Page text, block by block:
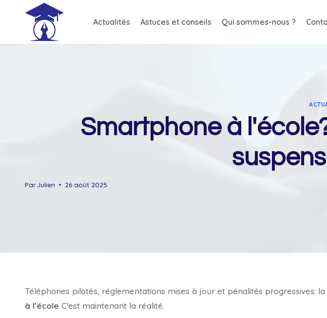
Actualités Astuces et conseils Qui sommes-nous ?
Smartphone à
ParJulien 26 août 2025
Téléphones pilotés, réglementations mises à jour et pénalités progressives:
à l'école C'est maintenant la réalité.